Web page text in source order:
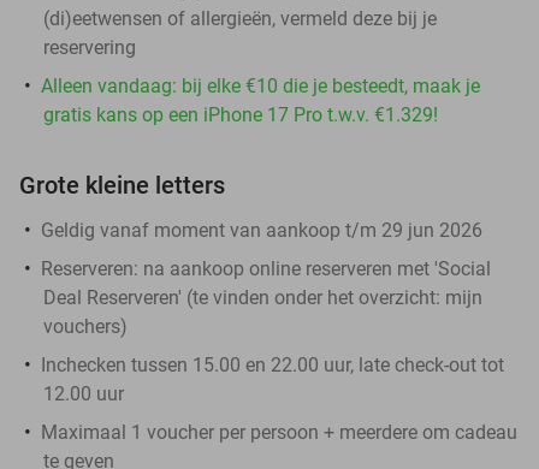
(di)eetwensen of allergieën, vermeld deze bij je
reservering
Alleen vandaag: bij elke €10 die je besteedt, maak je
gratis kans op een iPhone 17 Pro t.w.v. €1.329!
Grote kleine letters
Geldig vanaf moment van aankoop t/m 29 jun 2026
Reserveren: na aankoop online reserveren met 'Social
Deal Reserveren' (te vinden onder het overzicht: mijn
vouchers)
Inchecken tussen 15.00 en 22.00 uur, late check-out tot
12.00 uur
Maximaal 1 voucher per persoon + meerdere om cadeau
te geven